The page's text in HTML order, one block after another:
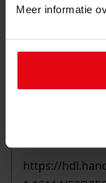
Meer informatie